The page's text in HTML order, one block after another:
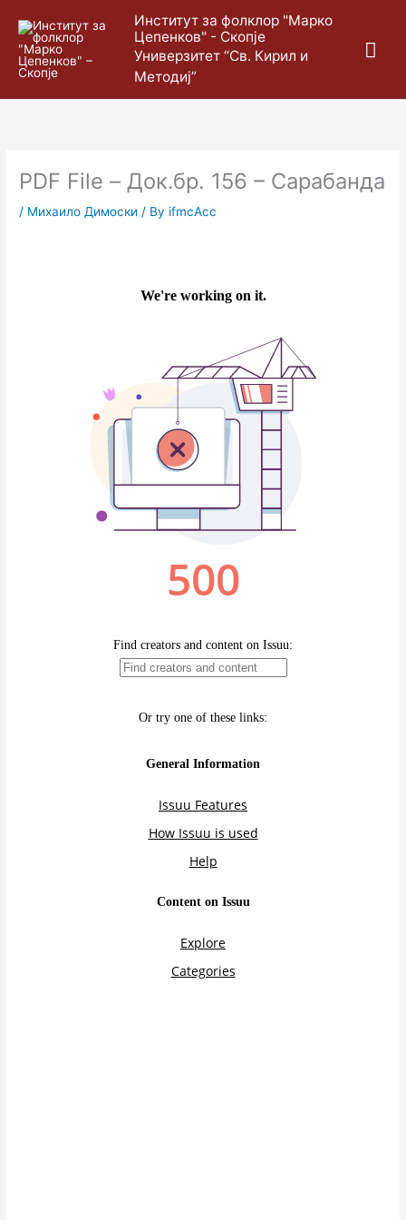
content
Институт за фолклор "Марко
Цепенков" - Скопје
Универзитет “Св. Кирил и
Методиј”
PDF File – Док.бр. 156 – Сарабанда
/ Михаило Димоски / By ifmcAcc